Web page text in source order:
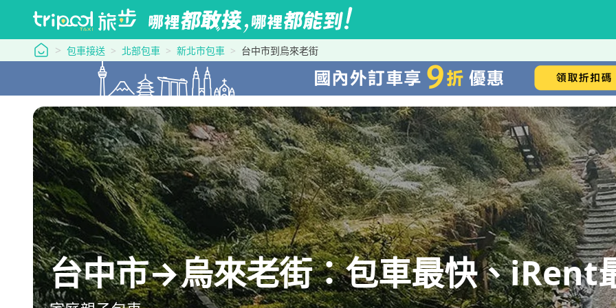
tripool 旅步
包車接送 北部包車 新北市包車 台中市到烏來老街
台中市→烏來老街：包車最快、iRent